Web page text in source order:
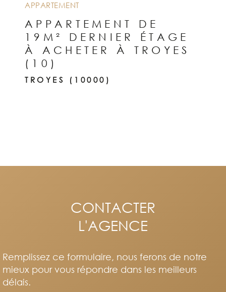
APPARTEMENT
APPARTEMENT DE
19M² DERNIER ÉTAGE
À ACHETER À TROYES
(10)
TROYES (10000)
CONTACTER
L'AGENCE
Remplissez ce formulaire, nous ferons de notre
mieux pour vous répondre dans les meilleurs
délais.